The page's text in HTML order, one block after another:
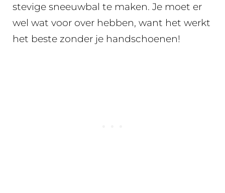
stevige sneeuwbal te maken. Je moet er
wel wat voor over hebben, want het werkt
het beste zonder je handschoenen!